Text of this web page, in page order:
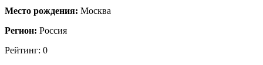
Место рождения: Москва
Регион: Россия
Рейтинг: 0